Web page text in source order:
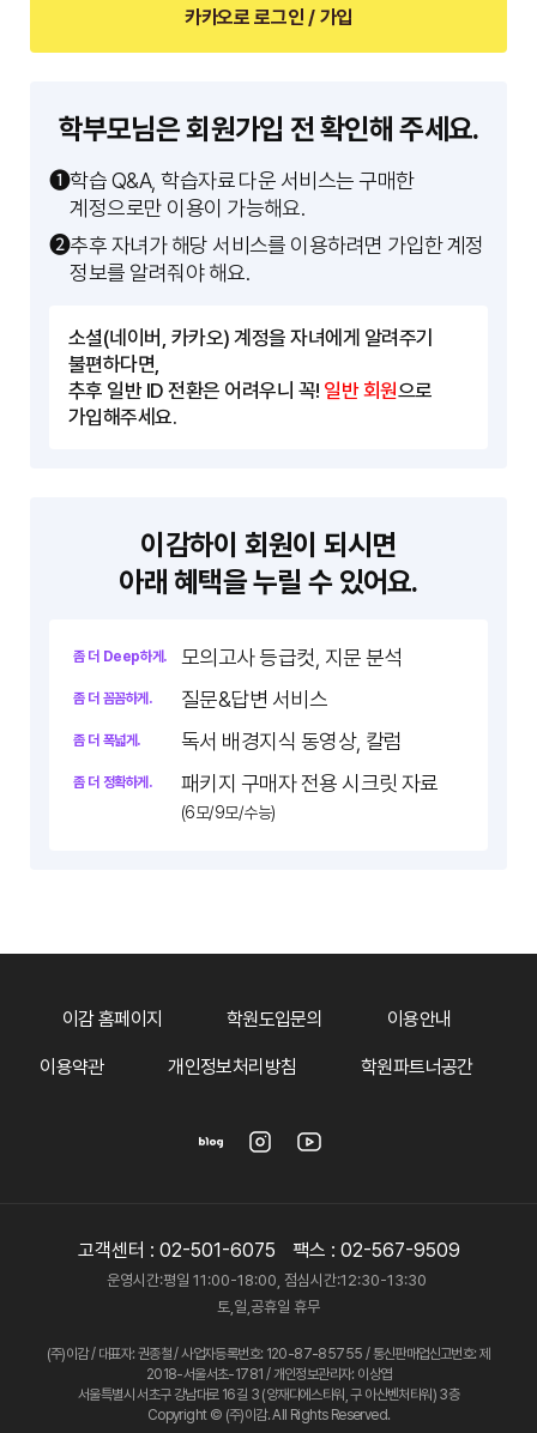
카카오로 로그인 / 가입
학부모님은 회원가입 전 확인해 주세요.
➊학습 Q&A, 학습자료 다운 서비스는 구매한
계정으로만 이용이 가능해요.
➋추후 자녀가 해당 서비스를 이용하려면 가입한 계정
정보를 알려줘야 해요.
소셜(네이버, 카카오) 계정을 자녀에게 알려주기
불편하다면,
추후 일반 ID 전환은 어려우니 꼭! 일반 회원으로
가입해주세요.
이감하이 회원이 되시면
아래 혜택을 누릴 수 있어요.
좀 더 Deep하게. 모의고사 등급컷, 지문 분석
좀 더 꼼꼼하게. 질문&답변 서비스
좀 더 폭넓게. 독서 배경지식 동영상, 칼럼
좀 더 정확하게. 패키지 구매자 전용 시크릿 자료
(6모/9모/수능)
이감 홈페이지 학원도입문의 이용안내
이용약관 개인정보처리방침 학원파트너공간
(주)이감 / 대표자: 권종철 / 사업자등록번호: 120-87-85755 / 통신판매업신고번호: 제
2018-서울서초-1781 / 개인정보관리자: 이상엽
서울특별시 서초구 강남대로 16길 3 (양재디에스타워, 구 아산벤처타워) 3층
Copyright © (주)이감. All Rights Reserved.
고객센터 : 02-501-6075 팩스 : 02-567-9509
운영시간:평일 11:00-18:00, 점심시간:12:30-13:30
토,일,공휴일 휴무